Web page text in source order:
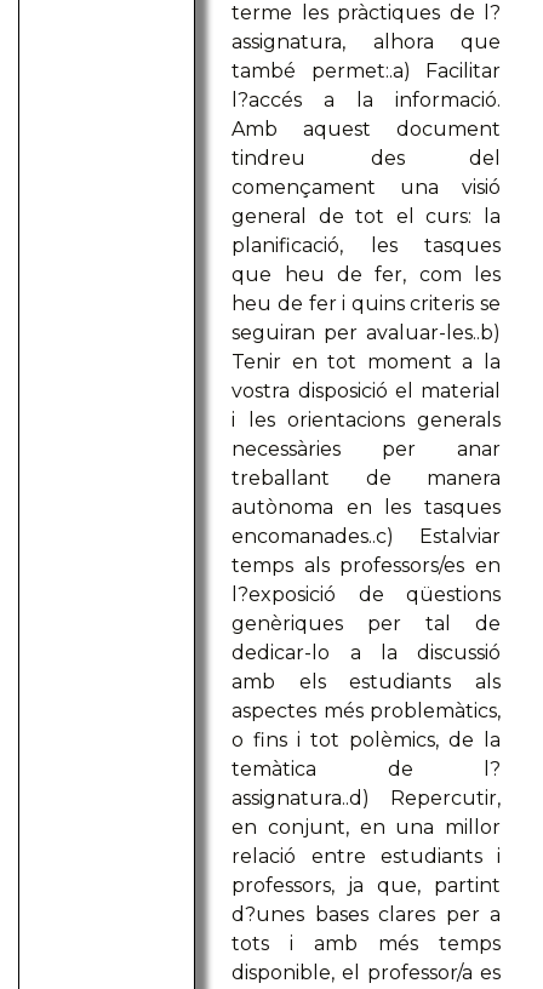
terme les pràctiques de l?
assignatura, alhora que
també permet:.a) Facilitar
l?accés a la informació.
Amb aquest document
tindreu des del
començament una visió
general de tot el curs: la
planificació, les tasques
que heu de fer, com les
heu de fer i quins criteris se
seguiran per avaluar-les..b)
Tenir en tot moment a la
vostra disposició el material
i les orientacions generals
necessàries per anar
treballant de manera
autònoma en les tasques
encomanades..c) Estalviar
temps als professors/es en
l?exposició de qüestions
genèriques per tal de
dedicar-lo a la discussió
amb els estudiants als
aspectes més problemàtics,
o fins i tot polèmics, de la
temàtica de l?
assignatura..d) Repercutir,
en conjunt, en una millor
relació entre estudiants i
professors, ja que, partint
d?unes bases clares per a
tots i amb més temps
disponible, el professor/a es